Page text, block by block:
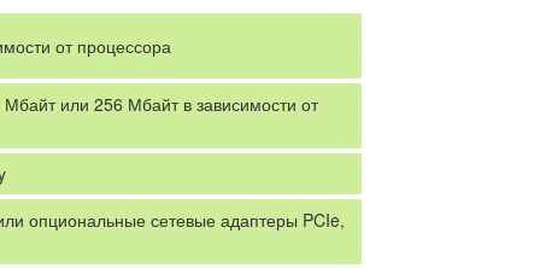
от процессора
или 256 Мбайт в зависимости от
опциональные сетевые адаптеры PCIe,